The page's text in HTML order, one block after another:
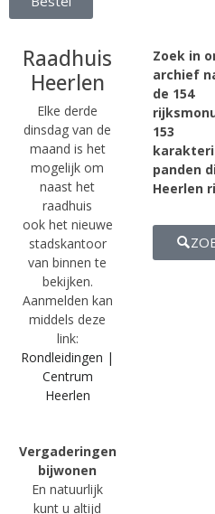
Raadhuis
Heerlen
Elke derde
dinsdag van de
maand is het
mogelijk om
naast het
raadhuis
ook het nieuwe
stadskantoor
van binnen te
bekijken.
Aanmelden kan
middels deze
link:
Rondleidingen |
Centrum
Heerlen
Vergaderingen
bijwonen
En natuurlijk
kunt u altijd
Zoek in
archief
de 154
153
panden
Heerlen